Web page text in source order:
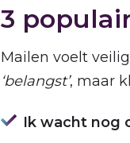
3
Mailen voelt
‘belangst’, maar
Ik wacht nog